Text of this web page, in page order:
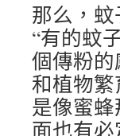
那么，
“有的蚊
個傳粉
和植物
是像蜜
面也有必